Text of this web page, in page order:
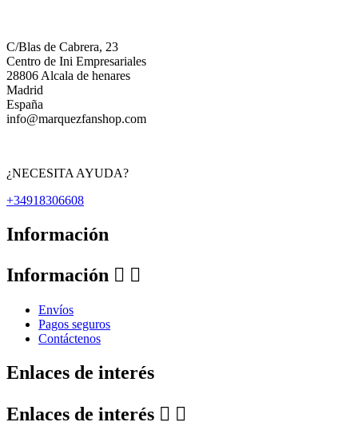
C/Blas de Cabrera, 23
Centro de Ini Empresariales
28806 Alcala de henares
Madrid
España
info@marquezfanshop.com
¿NECESITA AYUDA?
+34918306608
Información
Información  
Envíos
Pagos seguros
Contáctenos
Enlaces de interés
Enlaces de interés  